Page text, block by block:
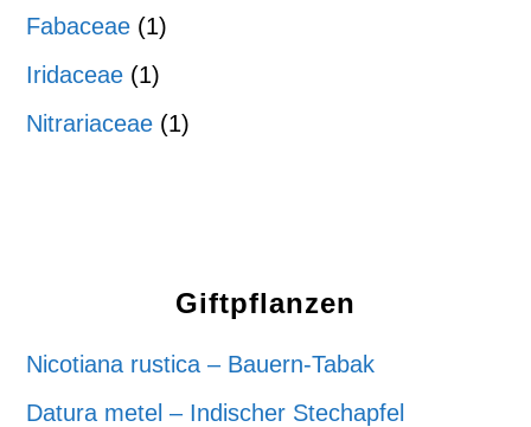
Fabaceae (1)
Iridaceae (1)
Nitrariaceae (1)
Giftpflanzen
Nicotiana rustica – Bauern-Tabak
Datura metel – Indischer Stechapfel